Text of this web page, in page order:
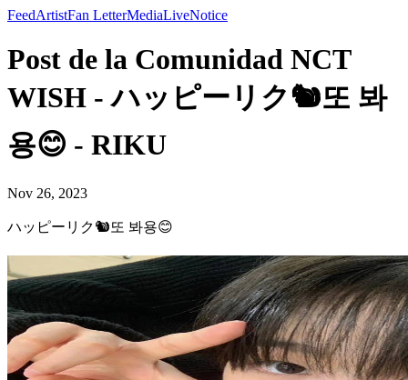
FeedArtistFan LetterMediaLiveNotice
Post de la Comunidad NCT
WISH - ハッピーリク🐿또 봐
용😊 - RIKU
Nov 26, 2023
ハッピーリク🐿또 봐용😊